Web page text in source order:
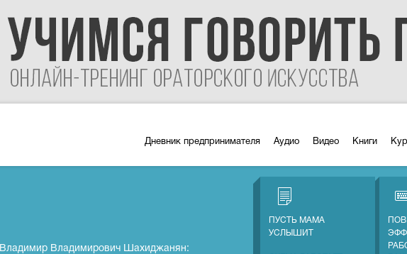
Дневник предпринимателя Аудио Видео Книги
Владимир Владимирович Шахиджанян:
ПУСТЬ МАМА
УСЛЫШИТ